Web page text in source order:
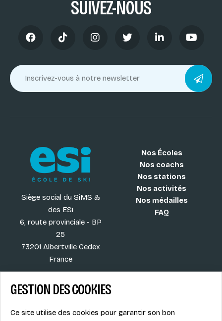
SUIVEZ-NOUS
Siège social du SiMS &
des ESi
6, route provinciale - BP
25
73201 Albertville Cedex
France
Nos Écoles
Nos coachs
Nos stations
Nos activités
Nos médailles
FAQ
Les plus ESI
Mentions légales
GESTION DES COOKIES
Ce site utilise des cookies pour garantir son bon